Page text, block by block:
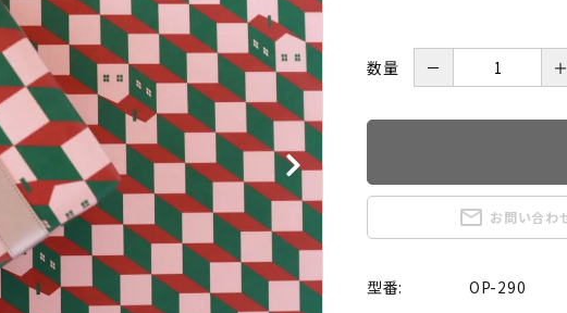
数量 － ＋
mail_outline お問い合わ
型番: OP-290